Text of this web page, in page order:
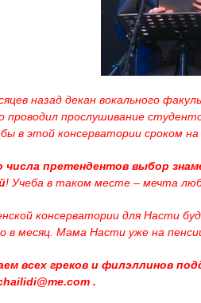
назад декан вокального
проводил прослушивание
в этой консерватории сроком на
числа претендентов выбор
! Учеба в таком месте – мечта
консерватории для Насти
в месяц. Мама Насти уже на
всех греков и филэллинов
.